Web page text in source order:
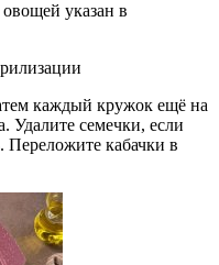
указан в
каждый кружок ещё на
Удалите семечки, если
Переложите кабачки в